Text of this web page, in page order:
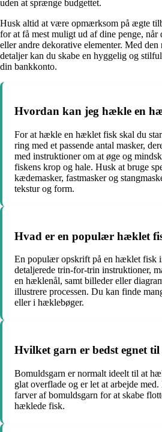
uden at sprænge budgettet.
Husk altid at være opmærksom på ægte
for at få mest muligt ud af dine penge,
eller andre dekorative elementer. Med
detaljer kan du skabe en hyggelig og
din bankkonto.
Hvordan kan jeg hækle en
For at hækle en hæklet fisk skal du
ring med et passende antal masker,
med instruktioner om at øge og
fiskens krop og hale. Husk at bruge
kædemasker, fastmasker og
tekstur og form.
Hvad er en populær hæklet
En populær opskrift på en hæklet fisk
detaljerede trin-for-trin instruktioner,
en hæklenål, samt billeder eller
illustrere processen. Du kan finde
eller i hæklebøger.
Hvilket garn er bedst egnet
Bomuldsgarn er normalt ideelt til at
glat overflade og er let at arbejde
farver af bomuldsgarn for at skabe
hæklede fisk.